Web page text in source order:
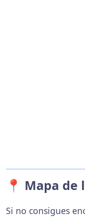
📍 Mapa de
Si no consigues